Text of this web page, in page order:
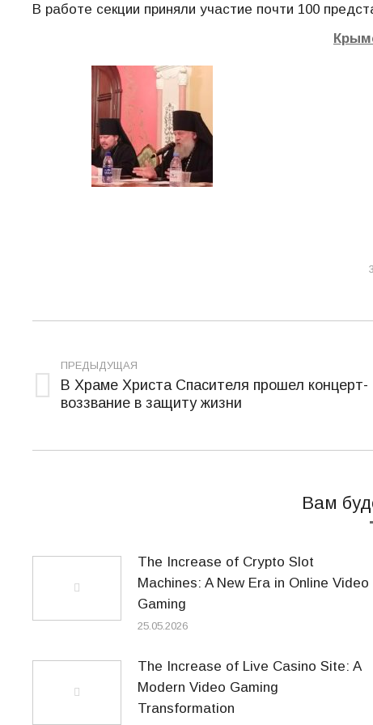
В работе секции приняли участие почти 100
по
записям
ПРЕДЫДУЩАЯ
Предыдущая
В Храме Христа Спасителя прошел концерт-
воззвание в защиту жизни
Вам
The Increase of Crypto Slot
Machines: A New Era in Online Video
Gaming
25.05.2026
The Increase of Live Casino Site: A
Modern Video Gaming
Transformation